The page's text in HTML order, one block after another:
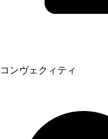
コンヴェクィティ